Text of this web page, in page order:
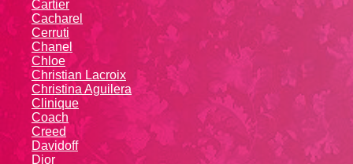
Cartier
Caсhаrеl
Cerruti
Chanel
Chloe
Christian Lacroix
Christina Aguilera
Cliniquе
Coach
Creed
Davidoff
Dior